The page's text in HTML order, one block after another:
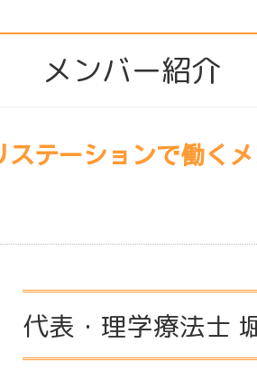
メンバー紹介
テーションで働く
代表・理学療法士